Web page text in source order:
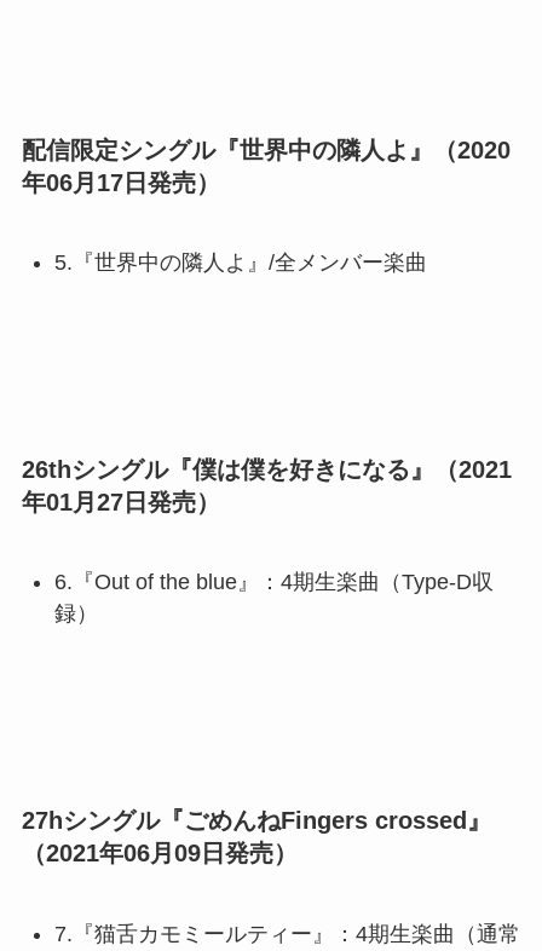
配信限定シングル『世界中の隣人よ』（2020
年06月17日発売）
5.『世界中の隣人よ』/全メンバー楽曲
26thシングル『僕は僕を好きになる』（2021
年01月27日発売）
6.『Out of the blue』：4期生楽曲（Type-D収
録）
27hシングル『ごめんねFingers crossed』
（2021年06月09日発売）
7.『猫舌カモミールティー』：4期生楽曲（通常